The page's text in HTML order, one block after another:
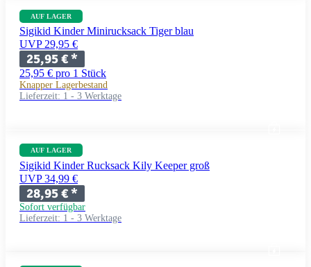
AUF LAGER
Sigikid Kinder Minirucksack Tiger blau
UVP 29,95 €
25,95 €*
25,95 € pro 1 Stück
Knapper Lagerbestand
Lieferzeit: 1 - 3 Werktage
AUF LAGER
Sigikid Kinder Rucksack Kily Keeper groß
UVP 34,99 €
28,95 €*
Sofort verfügbar
Lieferzeit: 1 - 3 Werktage